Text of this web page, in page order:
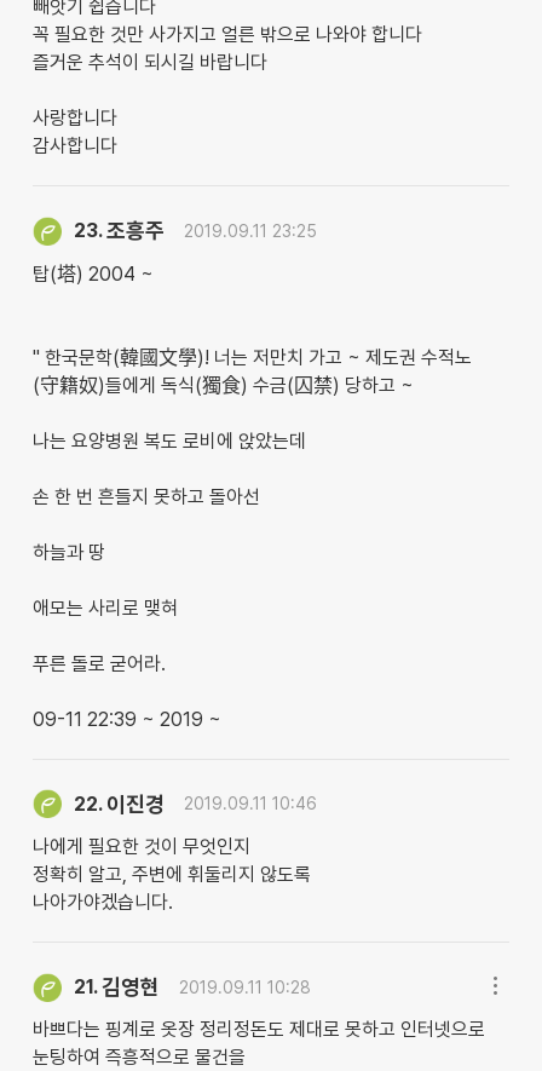
빼앗기 쉽습니다
꼭 필요한 것만 사가지고 얼른 밖으로 나와야 합니다
즐거운 추석이 되시길 바랍니다
사랑합니다
감사합니다
23.조흥주 2019.09.11 23:25
탑(塔) 2004 ~
" 한국문학(韓國文學)! 너는 저만치 가고 ~ 제도권 수적노
(守籍奴)들에게 독식(獨食) 수금(囚禁) 당하고 ~
나는 요양병원 복도 로비에 앉았는데
손 한 번 흔들지 못하고 돌아선
하늘과 땅
애모는 사리로 맺혀
푸른 돌로 굳어라.
09-11 22:39 ~ 2019 ~
22. 이진경 2019.09.11 10:46
나에게 필요한 것이 무엇인지
정확히 알고, 주변에 휘둘리지 않도록
나아가야겠습니다.
21.김영현 2019.09.11 10:28
바쁘다는 핑계로 옷장 정리정돈도 제대로 못하고 인터넷으로
눈팅하여 즉흥적으로 물건을